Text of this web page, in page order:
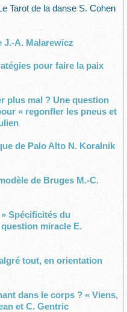
Tarot de la danse S. Cohen
J.-A. Malarewicz
pour faire la paix
plus mal ? Une question
« regonfler les pneus et
de Palo Alto N. Koralnik
de Bruges M.-C.
Spécificités du
miracle E.
tout, en orientation
dans le corps ? « Viens,
et C. Gentric